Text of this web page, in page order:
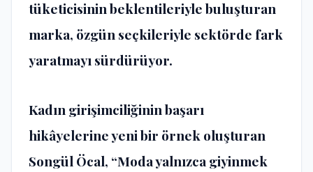
tüketicisinin beklentileriyle buluşturan
marka, özgün seçkileriyle sektörde fark
yaratmayı sürdürüyor.
Kadın girişimciliğinin başarı
hikâyelerine yeni bir örnek oluşturan
Songül Öcal, “Moda yalnızca giyinmek